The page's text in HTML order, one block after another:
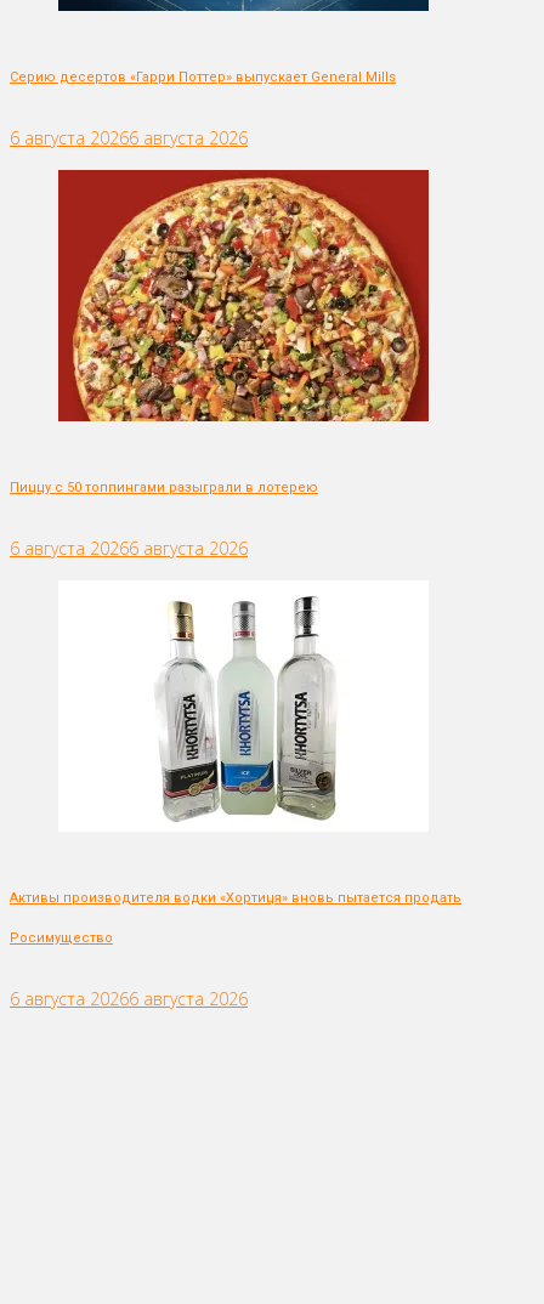
Серию десертов «Гарри Поттер» выпускает General Mills
6 августа 20266 августа 2026
Пиццу с 50 топпингами разыграли в лотерею
6 августа 20266 августа 2026
Активы производителя водки «Хортиця» вновь пытается продать
Росимущество
6 августа 20266 августа 2026